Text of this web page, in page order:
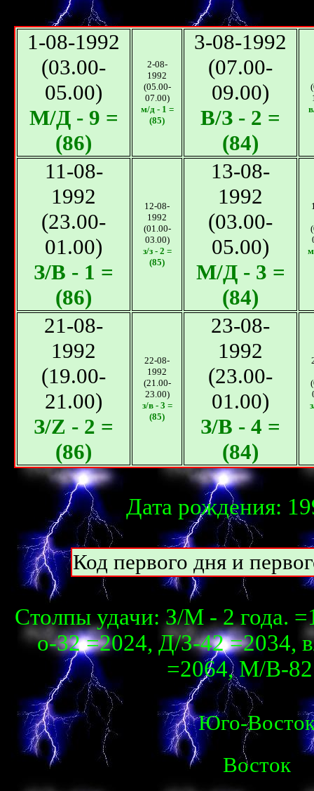
1-08-1992
(03.00-
05.00)
М/Д - 9 =
(86)
2-08-
1992
(05.00-
07.00)
м/д - 1 =
(85)
3-08-1992
(07.00-
09.00)
В/З - 2 =
(84)
11-08-
1992
(23.00-
01.00)
З/В - 1 =
(86)
12-08-
1992
(01.00-
03.00)
з/з - 2 =
(85)
13-08-
1992
(03.00-
05.00)
М/Д - 3 =
(84)
21-08-
1992
(19.00-
21.00)
З/Z - 2 =
(86)
22-08-
1992
(21.00-
23.00)
з/в - 3 =
(85)
23-08-
1992
(23.00-
01.00)
З/В - 4 =
(84)
Дата рождения:
Код первого дня и
Столпы удачи: З/М - 2 года.
о-32 =2024, Д/З-42 =2034,
=2064, М/В-82
Юго-
Восток